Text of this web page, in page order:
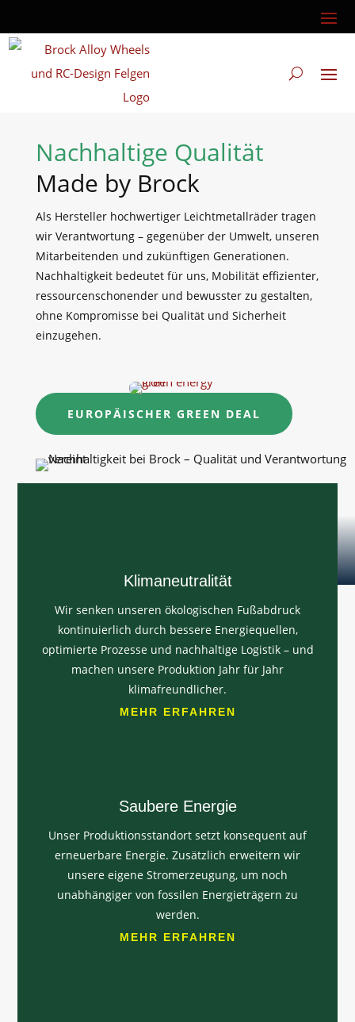
Nachhaltige Qualität
Made by Brock
Als Hersteller hochwertiger Leichtmetallräder tragen
wir Verantwortung – gegenüber der Umwelt, unseren
Mitarbeitenden und zukünftigen Generationen.
Nachhaltigkeit bedeutet für uns, Mobilität effizienter,
ressourcenschonender und bewusster zu gestalten,
ohne Kompromisse bei Qualität und Sicherheit
einzugehen.
EUROPÄISCHER GREEN DEAL
Klimaneutralität
Wir senken unseren ökologischen Fußabdruck
kontinuierlich durch bessere Energiequellen,
optimierte Prozesse und nachhaltige Logistik – und
machen unsere Produktion Jahr für Jahr
klimafreundlicher.
MEHR ERFAHREN
Saubere Energie
Unser Produktionsstandort setzt konsequent auf
erneuerbare Energie. Zusätzlich erweitern wir
unsere eigene Stromerzeugung, um noch
unabhängiger von fossilen Energieträgern zu
werden.
MEHR ERFAHREN